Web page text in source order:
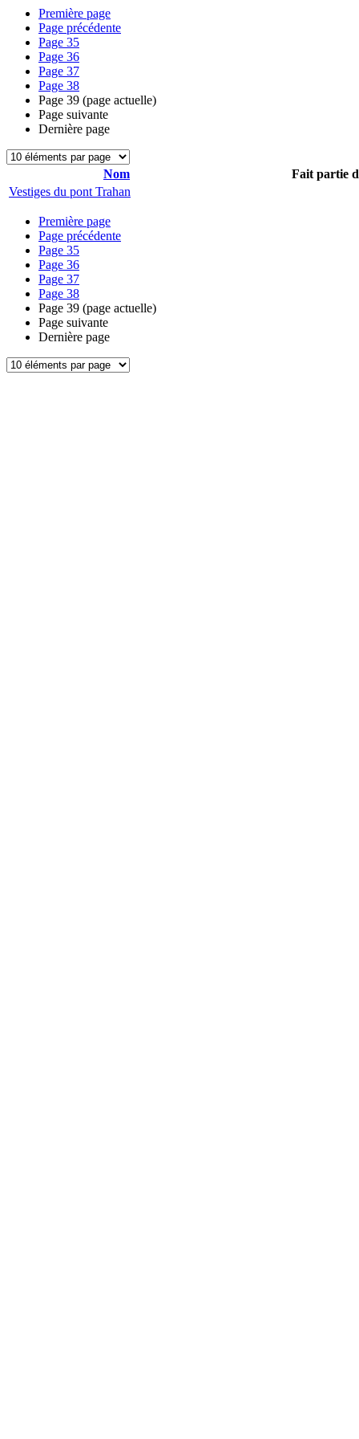
Première page
Page précédente
Page 35
Page 36
Page 37
Page 38
Page 39 (page actuelle)
Page suivante
Dernière page
Nom
Fait partie
Vestiges du pont Trahan
Première page
Page précédente
Page 35
Page 36
Page 37
Page 38
Page 39 (page actuelle)
Page suivante
Dernière page